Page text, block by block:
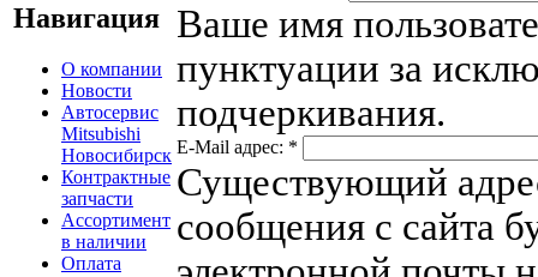
Навигация
О компании
Новости
Автосервис
Mitsubishi
Новосибирск
Контрактные
запчасти
Ассортимент
в наличии
Оплата
Ваше имя
пунктуации за
подчеркивания.
E-Mail адрес: *
Существующий
сообщения с сайта